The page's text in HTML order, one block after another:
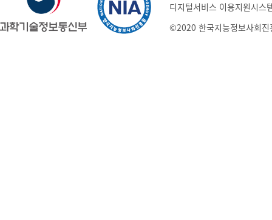
디지털서비스 이용지원시스
©2020 한국지능정보사회진